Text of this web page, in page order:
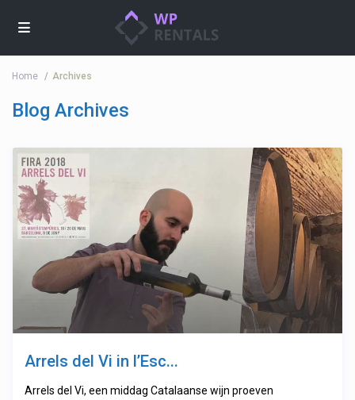
Home Archives
Blog Archives
Arrels del Vi in l’Esc...
Arrels del Vi, een middag Catalaanse wijn proeven